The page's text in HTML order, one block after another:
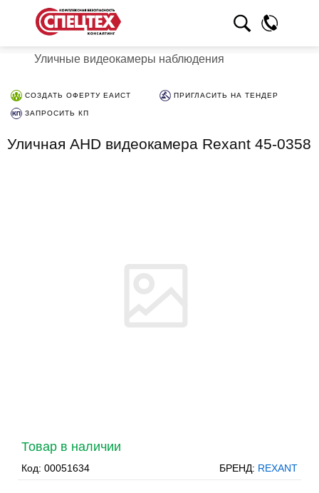
Уличные видеокамеры наблюдения
СОЗДАТЬ ОФЕРТУ ЕАИСТ ПРИГЛАСИТЬ НА ТЕНДЕР
ЗАПРОСИТЬ КП
Уличная AHD видеокамера Rexant 45-0358
Товар в наличии
Код: 00051634 БРЕНД: REXANT